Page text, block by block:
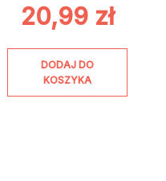
20,99 zł
DODAJ DO
KOSZYKA